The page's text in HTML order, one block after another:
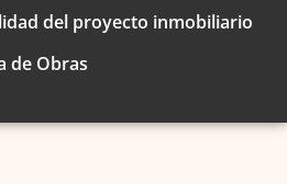
del proyecto inmobiliario
de Obras